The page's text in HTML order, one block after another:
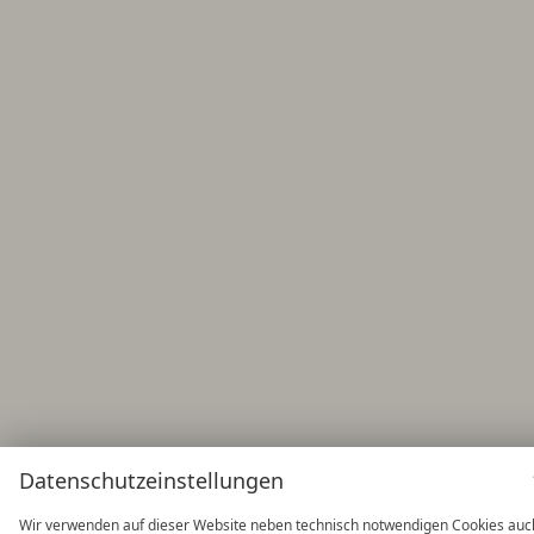
Datenschutzeinstellungen
Wir verwenden auf dieser Website neben technisch notwendigen Cookies